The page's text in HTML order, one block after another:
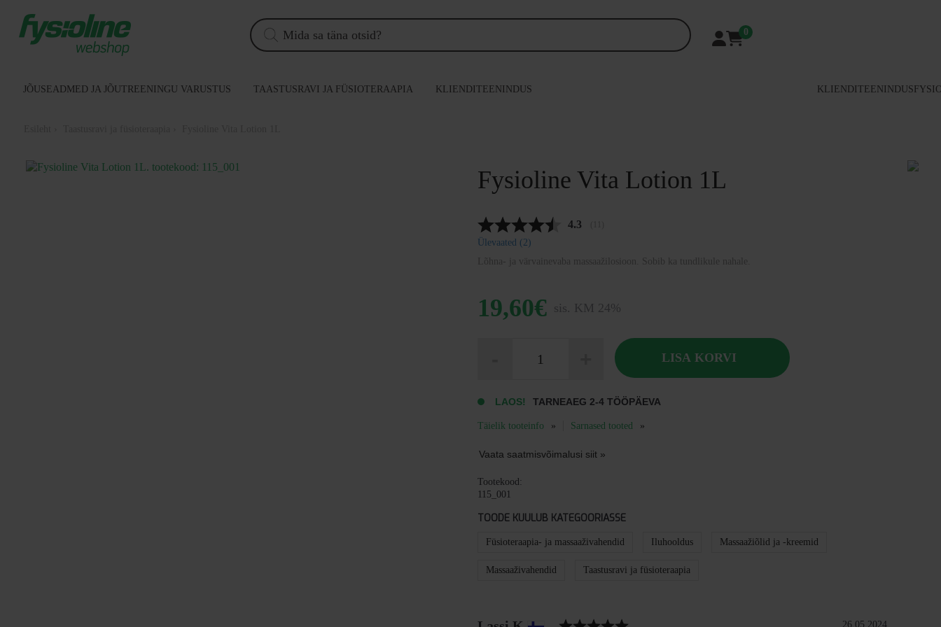
sisältöön
Products
search
0
JÕUSEADMED JA JÕUTREENINGU VARUSTUS TAASTUSRAVI JA FÜSIOTERAAPIA KLIENDITEENINDUS KLIENDITEENINDUS
Fysioline Vita Lotion 1L
Keskmine hinnang:
4.3
Ülevaated (2)
Lõhna- ja värvainevaba massaažilosioon. Sobib ka tundlikule nahale.
19,60€ sis. KM 24%
LAOS! TARNEAEG 2-4 TÖÖPÄEVA
kogus
LISA KORVI
Täielik tooteinfo Sarnased tooted
Vaata saatmisvõimalusi siit »
Tootekood:
115_001
TOODE KUULUB KATEGOORIASSE
Füsioteraapia- ja massaaživahendid Iluhooldus Massaažiõlid ja -kreemid
Massaaživahendid Taastusravi ja füsioteraapia
Tunnustus Kuupäev:
26.05.2024